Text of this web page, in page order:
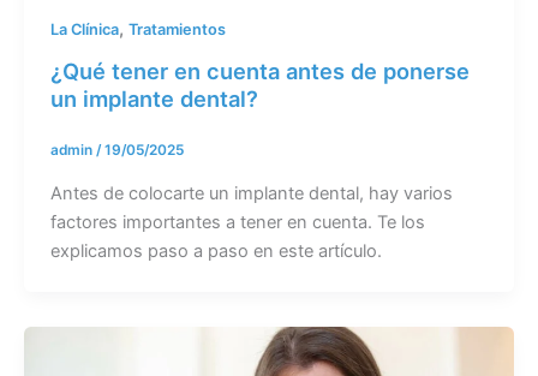
La Clínica, Tratamientos
¿Qué tener en cuenta antes de ponerse
un implante dental?
admin /19/05/2025
Antes de colocarte un implante dental, hay varios
factores importantes a tener en cuenta. Te los
explicamos paso a paso en este artículo.